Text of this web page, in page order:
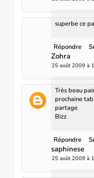
superbe ce
Répondre
Zohra
25 août 2009 à
Très beau
prochaine
partage
Bizz
Répondre
saphinese
25 août 2009 à